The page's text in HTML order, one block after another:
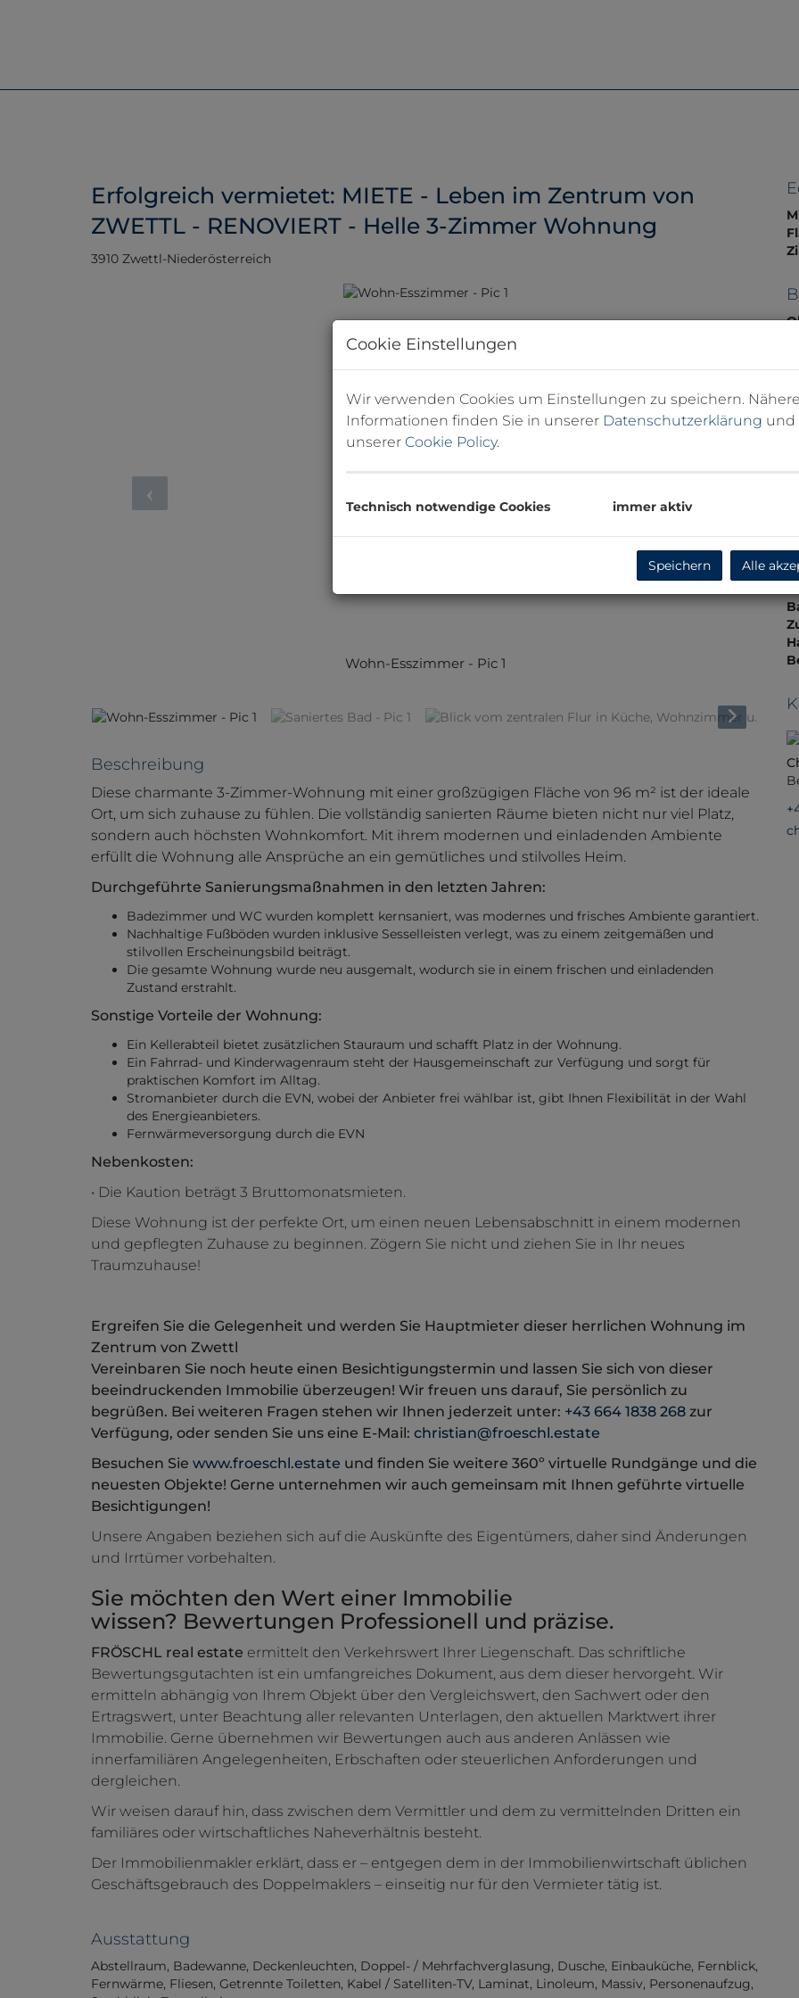
Erfolgreich vermietet: MIETE - Leben im Zentrum von
ZWETTL - RENOVIERT - Helle 3-Zimmer Wohnung
3910 Zwettl-Niederösterreich
Wohn-Esszimmer - Pic 1
Beschreibung
Diese charmante 3-Zimmer-Wohnung mit einer großzügigen Fläche von 96 m² ist der ideale
Ort, um sich zuhause zu fühlen. Die vollständig sanierten Räume bieten nicht nur viel Platz,
sondern auch höchsten Wohnkomfort. Mit ihrem modernen und einladenden Ambiente
erfüllt die Wohnung alle Ansprüche an ein gemütliches und stilvolles Heim.
Durchgeführte Sanierungsmaßnahmen in den letzten Jahren:
Badezimmer und WC wurden komplett kernsaniert, was modernes und frisches Ambiente garantiert.
Nachhaltige Fußböden wurden inklusive Sesselleisten verlegt, was zu einem zeitgemäßen und
stilvollen Erscheinungsbild beiträgt.
Die gesamte Wohnung wurde neu ausgemalt, wodurch sie in einem frischen und einladenden
Zustand erstrahlt.
Sonstige Vorteile der Wohnung:
Ein Kellerabteil bietet zusätzlichen Stauraum und schafft Platz in der Wohnung.
Ein Fahrrad- und Kinderwagenraum steht der Hausgemeinschaft zur Verfügung und sorgt für
praktischen Komfort im Alltag.
Stromanbieter durch die EVN, wobei der Anbieter frei wählbar ist, gibt Ihnen Flexibilität in der Wahl
des Energieanbieters.
Fernwärmeversorgung durch die EVN
Nebenkosten:
• Die Kaution beträgt 3 Bruttomonatsmieten.
Diese Wohnung ist der perfekte Ort, um einen neuen Lebensabschnitt in einem modernen
und gepflegten Zuhause zu beginnen. Zögern Sie nicht und ziehen Sie in Ihr neues
Traumzuhause!
Ergreifen Sie die Gelegenheit und werden Sie Hauptmieter dieser herrlichen Wohnung im
Zentrum von Zwettl
Vereinbaren Sie noch heute einen Besichtigungstermin und lassen Sie sich von dieser
beeindruckenden Immobilie überzeugen! Wir freuen uns darauf, Sie persönlich zu
begrüßen. Bei weiteren Fragen stehen wir Ihnen jederzeit unter: +43 664 1838 268 zur
Verfügung, oder senden Sie uns eine E-Mail: christian@froeschl.estate
Besuchen Sie www.froeschl.estate und finden Sie weitere 360º virtuelle Rundgänge und die
neuesten Objekte! Gerne unternehmen wir auch gemeinsam mit Ihnen geführte virtuelle
Besichtigungen!
Unsere Angaben beziehen sich auf die Auskünfte des Eigentümers, daher sind Änderungen
und Irrtümer vorbehalten.
Sie möchten den Wert einer Immobilie
wissen? Bewertungen Professionell und präzise.
FRÖSCHL real estate ermittelt den Verkehrswert Ihrer Liegenschaft. Das schriftliche
Bewertungsgutachten ist ein umfangreiches Dokument, aus dem dieser hervorgeht. Wir
ermitteln abhängig von Ihrem Objekt über den Vergleichswert, den Sachwert oder den
Ertragswert, unter Beachtung aller relevanten Unterlagen, den aktuellen Marktwert ihrer
Immobilie. Gerne übernehmen wir Bewertungen auch aus anderen Anlässen wie
innerfamiliären Angelegenheiten, Erbschaften oder steuerlichen Anforderungen und
dergleichen.
Wir weisen darauf hin, dass zwischen dem Vermittler und dem zu vermittelnden Dritten ein
familiäres oder wirtschaftliches Naheverhältnis besteht.
Der Immobilienmakler erklärt, dass er – entgegen dem in der Immobilienwirtschaft üblichen
Geschäftsgebrauch des Doppelmaklers – einseitig nur für den Vermieter tätig ist.
Ausstattung
Abstellraum Badewanne Deckenleuchten Doppel- / Mehrfachverglasung Dusche Einbauküche Fernblick
Fernwärme Fliesen Getrennte Toiletten Kabel / Satelliten-TV Laminat Linoleum Massiv Personenaufzug
Cookie Einstellungen
Wir verwenden Cookies um Einstellungen zu speichern. Nähere
Informationen finden Sie in unserer Datenschutzerklärung und
unserer Cookie Policy.
Technisch notwendige Cookies immer aktiv
Speichern Alle